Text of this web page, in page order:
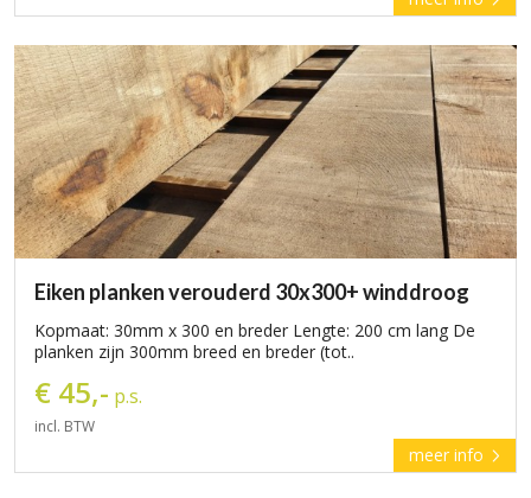
Eiken planken verouderd 30x300+ winddroog
Kopmaat: 30mm x 300 en breder Lengte: 200 cm lang De
planken zijn 300mm breed en breder (tot..
€ 45,- p.s.
incl. BTW
meer info